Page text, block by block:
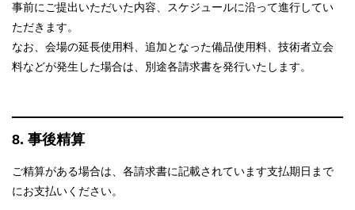
事前にご提出いただいた内容、スケジュールに沿って進行してい
ただきます。
なお、会場の延長使用料、追加となった備品使用料、技術者立会
料などが発生した場合は、別途各請求書を発行いたします。
8. 事後精算
ご精算がある場合は、各請求書に記載されています支払期日まで
にお支払いください。